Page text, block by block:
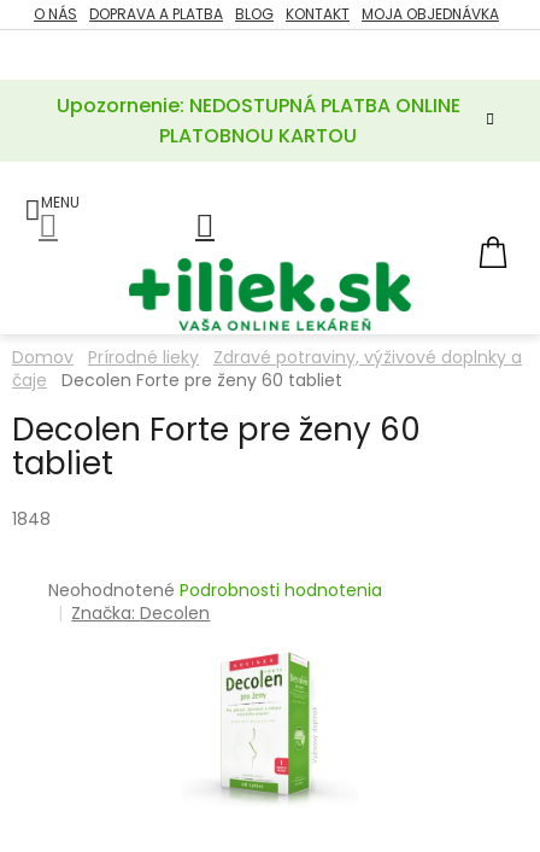
Prejsť
na
Upozornenie: NEDOSTUPNÁ PLATBA ONLINE
PLATOBNOU KARTOU
O NÁS DOPRAVA A PLATBA BLOG KONTAKT MOJA OBJEDNÁVKA
ZĽAVY
POTREBY
A
LIEKY
VITAMÍNY
MINERÁLY
EROTIKA
Domov Prírodné lieky
Zdravé potraviny, výživové doplnky a
čaje
Decolen Forte pre ženy 60 tabliet
Decolen Forte pre ženy 60
tabliet
1848
Priemerné
hodnotenie
Neohodnotené Podrobnosti hodnotenia
Značka:Decolen